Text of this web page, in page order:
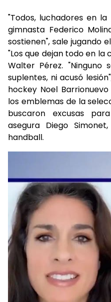
"Todos, luchadores en
gimnasta Federico
sostienen", sale jugando
"Los que dejan todo en la
Walter Pérez.
suplentes, ni acusó
hockey Noel
los emblemas de la
buscaron excusas
asegura Diego
handball.